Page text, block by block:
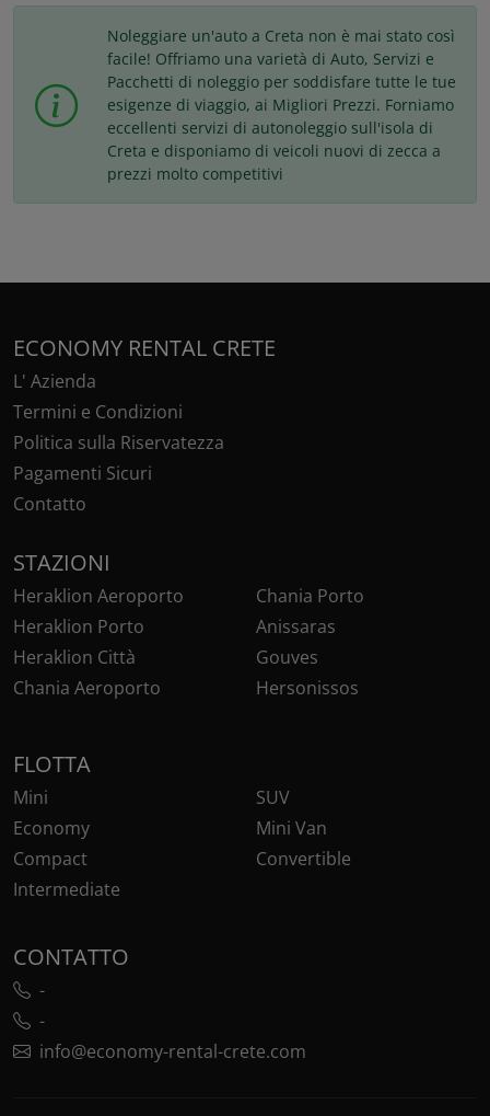
Noleggiare un'auto a Creta non è mai stato così
facile! Offriamo una varietà di Auto, Servizi e
Pacchetti di noleggio per soddisfare tutte le tue
esigenze di viaggio, ai Migliori Prezzi. Forniamo
eccellenti servizi di autonoleggio sull'isola di
Creta e disponiamo di veicoli nuovi di zecca a
prezzi molto competitivi
ECONOMY RENTAL CRETE
L' Azienda
Termini e Condizioni
Politica sulla Riservatezza
Pagamenti Sicuri
Contatto
STAZIONI
Heraklion Aeroporto
Heraklion Porto
Heraklion Città
Chania Aeroporto
Chania Porto
Anissaras
Gouves
Hersonissos
FLOTTA
Mini
Economy
Compact
Intermediate
SUV
Mini Van
Convertible
CONTATTO
-
-
info@economy-rental-crete.com